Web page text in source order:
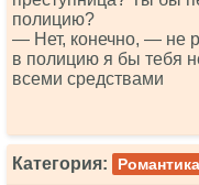
полицию?
— Нет, конечно, — не
в полицию я бы тебя
всеми средствами
Категория: Романтика